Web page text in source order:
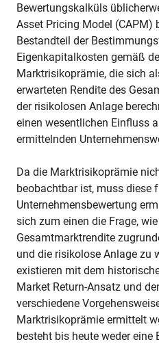
Bewertungskalküls
Asset Pricing Model (CAPM)
Bestandteil der
Eigenkapitalkosten gemäß
Marktrisikoprämie, die sich
erwarteten Rendite des
der risikolosen Anlage
einen wesentlichen Einfluss
ermittelnden
Da die Marktrisikoprämie
beobachtbar ist, muss diese
Unternehmensbewertung
sich zum einen die Frage,
Gesamtmarktrendite
und die risikolose Anlage zu
existieren mit dem
Market Return-Ansatz und
verschiedene
Marktrisikoprämie ermittelt
besteht bis heute weder eine